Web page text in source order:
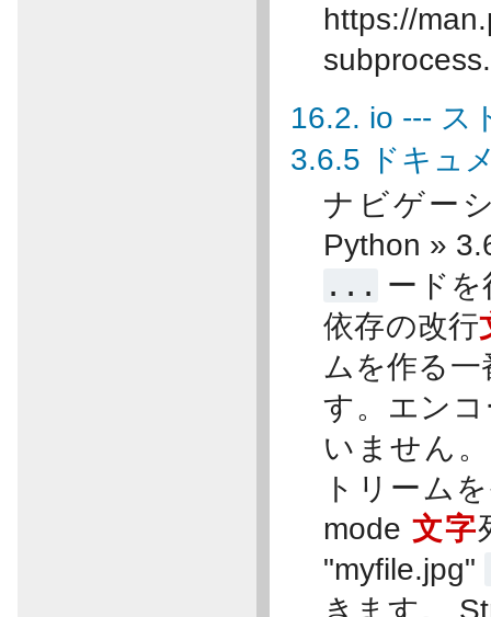
https://
16.2. io --- ス
3.6.5 ドキュ
ナビゲー
Python »
... ード
依存の改行
ムを作る
す。エン
いません
トリーム
mode文字
"myfile.jpg"
きます。